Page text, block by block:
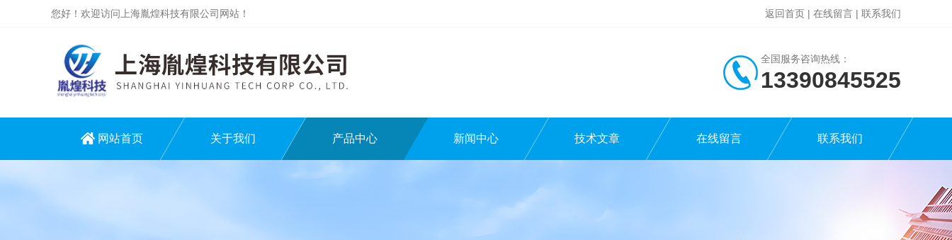
您好！欢迎访问上海胤煌科技有限公司网站！ 返回首页 | 在线留言 | 联系我们
全国服务咨询热线：
13390845525
网站首页 关于我们 产品中心 新闻中心 技术文章 在线留言 联系我们